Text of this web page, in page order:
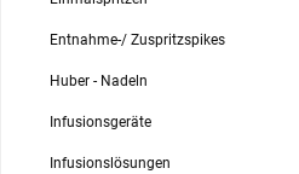
Entnahme-/ Zuspritzspikes
Huber - Nadeln
Infusionsgeräte
Infusionslösungen